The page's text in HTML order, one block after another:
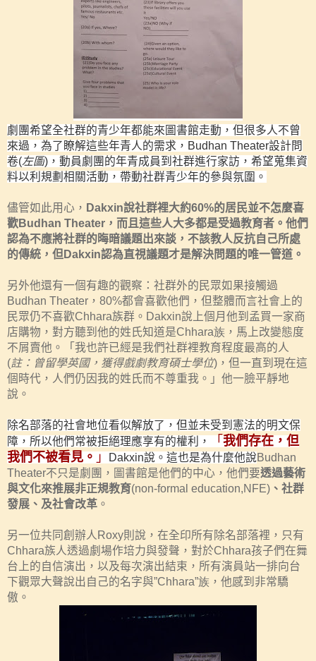
劇團希望全社群的青少年都能來圖書館走動，但很多人不曾
來過，為了瞭解這些年青人的需求， Budhan Theater設計問
卷(左圖) ，動員劇團的年青成員到社群進行家訪，希望蒐集資
料以利規劃相關活動，帶動社群青少年的參與氛圍。
儘管如此用心， Dakxin說社群裡大約60%的居民並不怎麼喜
歡Budhan Theater ，而且這些人大多都是受過教育者。他們
認為不應將社群的晦暗議題出來談，不該教人反抗自己所處
的傳統，但 Dakxin認為直視議題才是解決問題的唯一管道。
另外他還有一個有趣的觀察：社群外的民眾如果接觸過
Budhan Theater ， 80%都會喜歡他們，但整體而言社會上的
民眾仍不喜歡Chhara族群。 Dakxin說上個月他到孟買一家商
店購物，對方聽到他的姓氏知道是Chhara族 ，馬上改變態度
不屑賣他。「我也許已經是我們社群裡教育程度最高的人
(註：曾留學英國，獲得戲劇教育碩士學位) ，但一直到現在這
個時代，人們仍因我的姓氏而不尊重我。」他一臉平靜地
說。
除名部落的社會地位看似解放了，但並未受到憲法的明文保
障，所以他們常被拒絕理應享有的權利，
「 我們存在，但
我們不被看見。 」 Dakxin說。這也是為什麼他說Budhan
Theater不只是劇團，圖書館是他們的中心，他們要透過藝術
與文化來推展非正規教育(non-formal education,NFE) 、社群
發展、及社會改革 。
另一位共同創辦人 Roxy則說，在全印所有除名部落裡，只有
Chhara族人透過劇場作培力與發聲，對於Chhara孩子們在舞
台上的自信演出，以及每次演出結束，所有演員站一排向台
下觀眾大聲說出自己的名字與”Chhara”族 ，他感到非常驕
傲。